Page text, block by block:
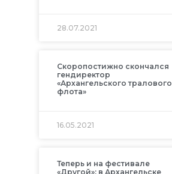
28.07.2021
Скоропостижно скончался
гендиректор
«Архангельского тралового
флота»
16.05.2021
Теперь и на фестивале
«Другой»: в Архангельске